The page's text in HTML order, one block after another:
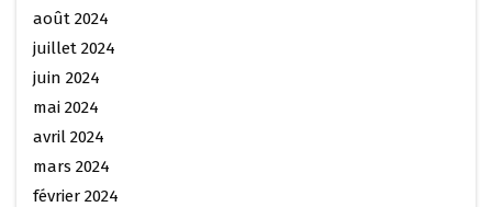
août 2024
juillet 2024
juin 2024
mai 2024
avril 2024
mars 2024
février 2024